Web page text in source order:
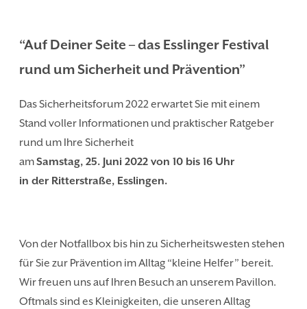
“Auf Deiner Seite – das Esslinger Festival
rund um Sicherheit und Prävention”
Das Sicherheitsforum 2022 erwartet Sie mit einem
Stand voller Informationen und praktischer Ratgeber
rund um Ihre Sicherheit
amSamstag, 25. Juni 2022 von 10 bis 16 Uhr
in der Ritterstraße, Esslingen.
Von der Notfallbox bis hin zu Sicherheitswesten stehen
für Sie zur Prävention im Alltag “kleine Helfer” bereit.
Wir freuen uns auf Ihren Besuch an unserem Pavillon.
Oftmals sind es Kleinigkeiten, die unseren Alltag